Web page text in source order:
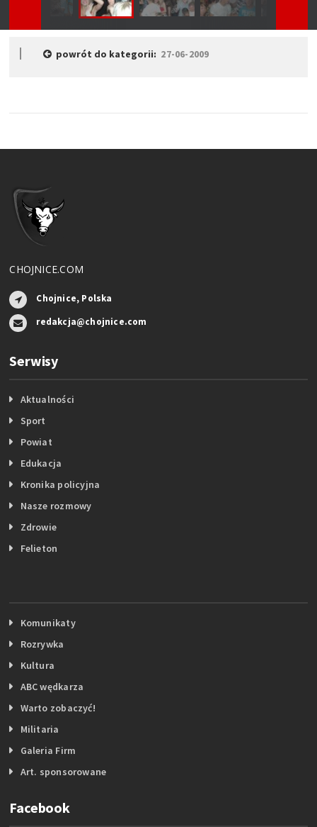
powrót do kategorii: 27-06-2009
CHOJNICE.COM
Chojnice, Polska
redakcja@chojnice.com
Serwisy
Aktualności
Sport
Powiat
Edukacja
Kronika policyjna
Nasze rozmowy
Zdrowie
Felieton
Komunikaty
Rozrywka
Kultura
ABC wędkarza
Warto zobaczyć!
Militaria
Galeria Firm
Art. sponsorowane
Facebook